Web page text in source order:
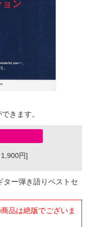
きます。
円]
ター弾き語りベストセ
品は絶版でございま